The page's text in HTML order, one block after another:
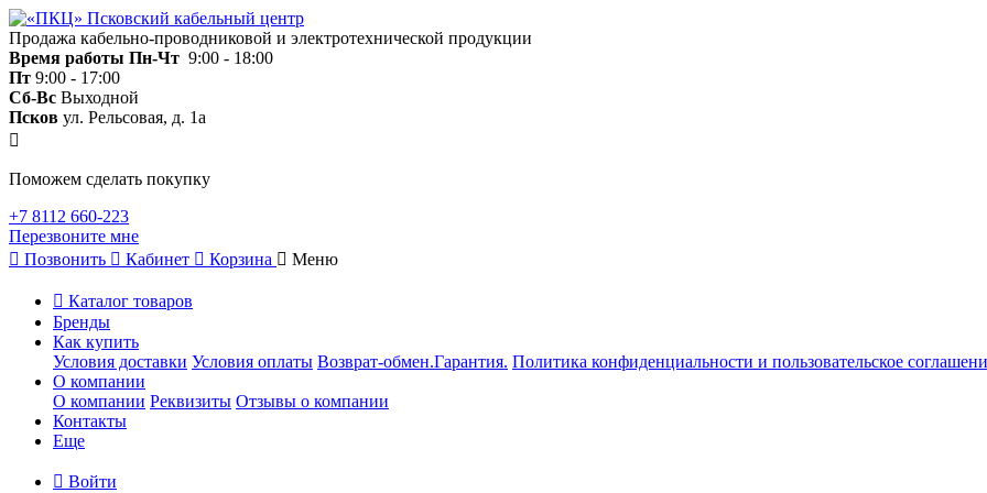
Продажа кабельно-проводниковой и электротехнической продукции
Время работы Пн-Чт 9:00 - 18:00
Пт 9:00 - 17:00
Сб-Вс Выходной
Псков ул. Рельсовая, д. 1а
Поможем сделать покупку
+7 8112 660-223
Перезвоните мне
Позвонить
Кабинет Корзина Меню
Каталог товаров
Бренды
Как купить
Условия доставки Условия оплаты Возврат-обмен.Гарантия. Политика конфиденциальности и пользовательское
О компании
О компании Реквизиты Отзывы о компании
Контакты
Еще
Войти